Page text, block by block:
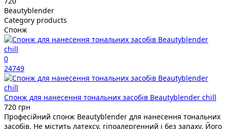
Beautyblender
Category products
Спонж
0
24749
Спонж для нанесення тональних засобів Beautyblender chill
720 грн
Професійний спонж Beautyblender для нанесення тональних
засобів. Не містить латексу, гіпоалергенний і без запаху. Його